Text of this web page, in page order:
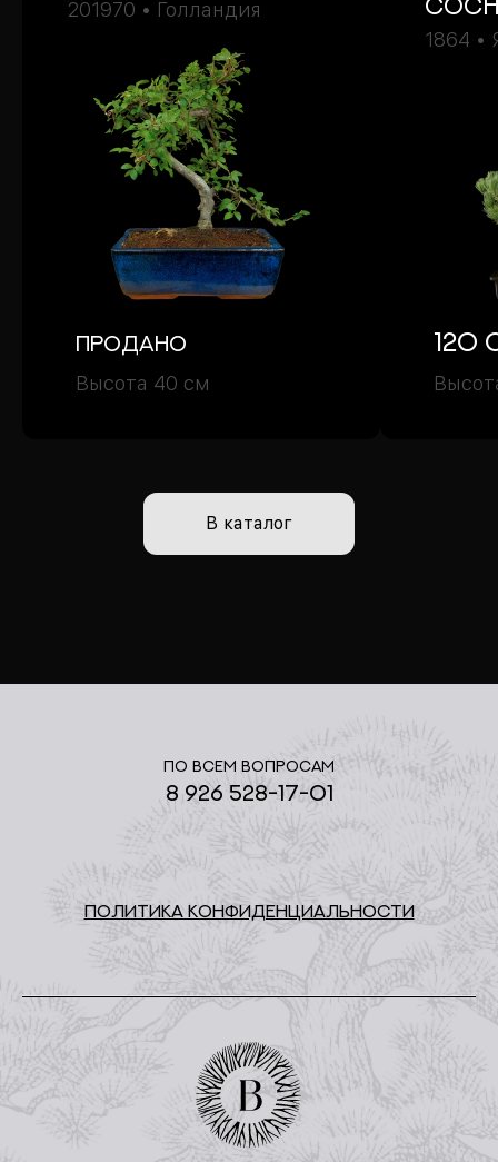
201970 • Голландия
Продано
Высота 40 см
1864 •
120
В каталог
По всем вопросам
8 926 528-17-01
ПОЛИТИКА КОНФИДЕНЦИАЛЬНОСТИ